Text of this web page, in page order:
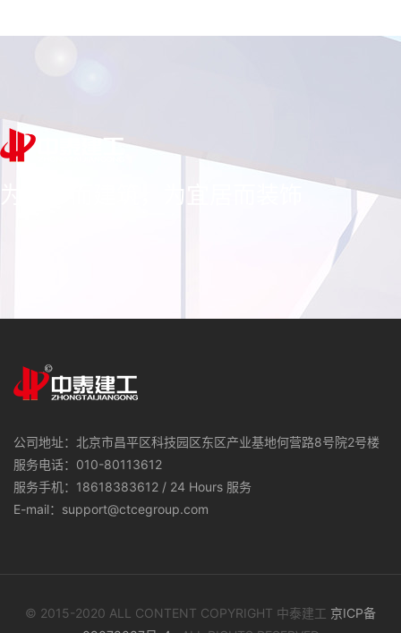
为百年而建筑，为宜居而装饰
公司地址：北京市昌平区科技园区东区产业基地何营路8号院2号楼
服务电话：010-80113612
服务手机：18618383612 / 24 Hours 服务
E-mail：support@ctcegroup.com
© 2015-2020 ALL CONTENT COPYRIGHT 中泰建工 京ICP备